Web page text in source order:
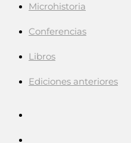
Microhistoria
Conferencias
Libros
Ediciones anteriores